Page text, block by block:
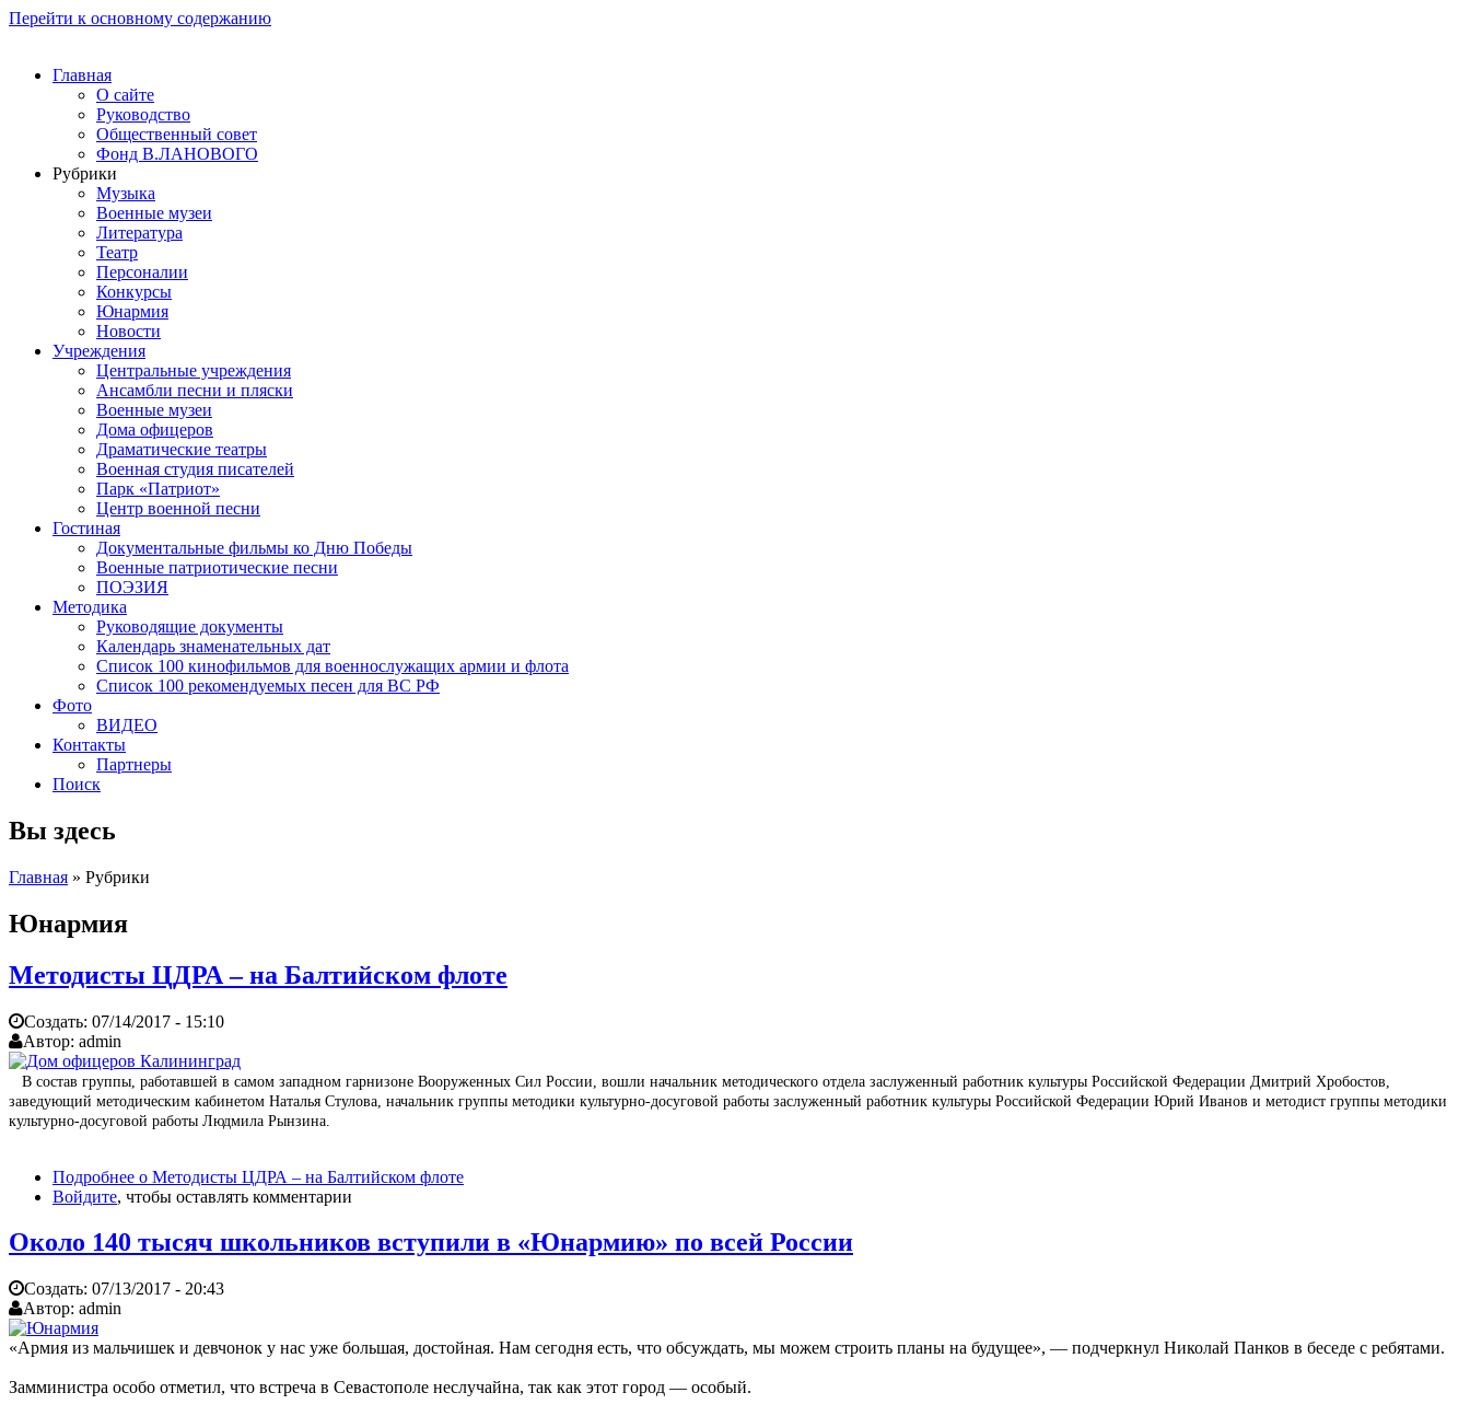
Перейти к основному содержанию
Главная
О сайте
Руководство
Общественный совет
Фонд В.ЛАНОВОГО
Рубрики
Музыка
Военные музеи
Литература
Театр
Персоналии
Конкурсы
Юнармия
Новости
Учреждения
Центральные учреждения
Ансамбли песни и пляски
Военные музеи
Дома офицеров
Драматические театры
Военная студия писателей
Парк «Патриот»
Центр военной песни
Гостиная
Документальные фильмы ко Дню Победы
Военные патриотические песни
ПОЭЗИЯ
Методика
Руководящие документы
Календарь знаменательных дат
Список 100 кинофильмов для военнослужащих армии и флота
Список 100 рекомендуемых песен для ВС РФ
Фото
ВИДЕО
Контакты
Партнеры
Поиск
Вы здесь
Главная » Рубрики
Юнармия
Методисты ЦДРА – на Балтийском флоте
Создать: 07/14/2017 - 15:10
Автор: admin
В состав группы, работавшей в самом западном гарнизоне Вооруженных Сил России, вошли начальник методического отдела заслуженный работник культуры Российской Федерации Дмитрий Хробостов,
заведующий методическим кабинетом Наталья Стулова, начальник группы методики культурно-досуговой работы заслуженный работник культуры Российской Федерации Юрий Иванов и методист группы методики
культурно-досуговой работы Людмила Рынзина.
Подробнее о Методисты ЦДРА – на Балтийском флоте
Войдите, чтобы оставлять комментарии
Около 140 тысяч школьников вступили в «Юнармию» по всей России
Создать: 07/13/2017 - 20:43
Автор: admin
«Армия из мальчишек и девчонок у нас уже большая, достойная. Нам сегодня есть, что обсуждать, мы можем строить планы на будущее», — подчеркнул Николай Панков в беседе с ребятами.
Замминистра особо отметил, что встреча в Севастополе неслучайна, так как этот город –– особый.